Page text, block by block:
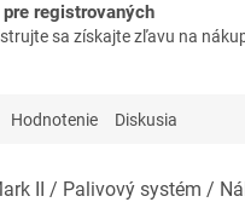
registrovaných
sa získajte zľavu na
Hodnotenie Diskusia
II / Palivový systém /